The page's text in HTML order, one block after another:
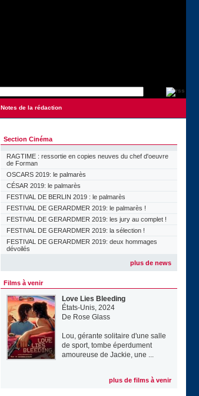
Notes de la rédaction
Section Cinéma
RAGTIME : ressortie en copies neuves du chef d'oeuvre
de Forman
OSCARS 2019: le palmarès
CÉSAR 2019: le palmarès
FESTIVAL DE BERLIN 2019 : le palmarès
FESTIVAL DE GERARDMER 2019: le palmarès !
FESTIVAL DE GERARDMER 2019: les jury au complet !
FESTIVAL DE GERARDMER 2019: la sélection !
FESTIVAL DE GERARDMER 2019: deux hommages
dévoilés
plus de news
Films à venir
Love Lies Bleeding
États-Unis, 2024
De Rose Glass
Lou, gérante solitaire d'une salle
de sport, tombe éperdument
amoureuse de Jackie, une ...
plus de films à venir